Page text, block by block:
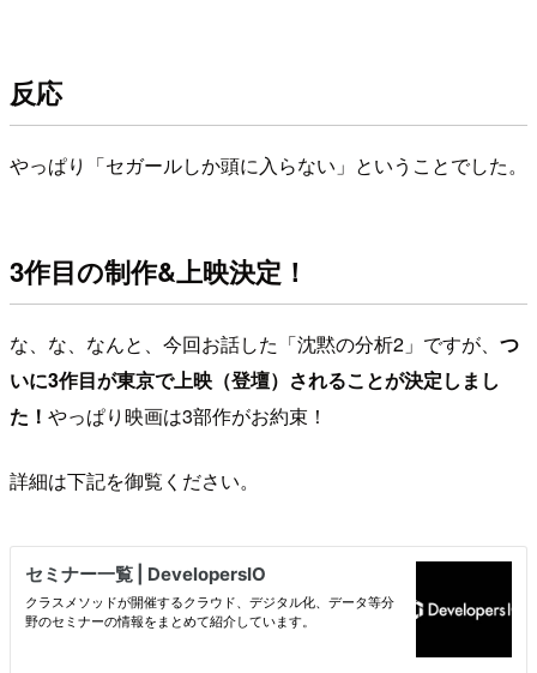
反応
やっぱり「セガールしか頭に入らない」ということでした。
3作目の制作&上映決定！
な、な、なんと、今回お話した「沈黙の分析2」ですが、 つ
いに3作目が東京で上映（登壇）されることが決定しまし
た！ やっぱり映画は3部作がお約束！
詳細は下記を御覧ください。